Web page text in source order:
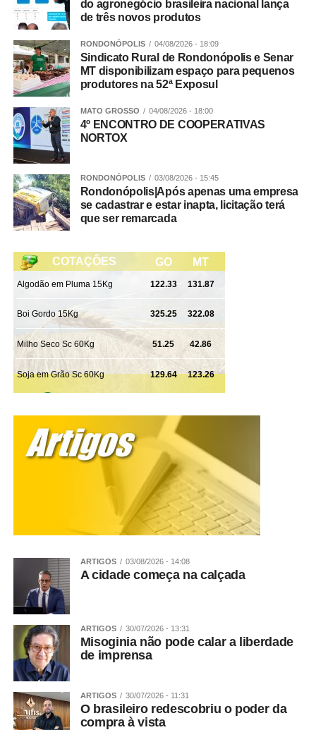
Conforme apurado, trata-se de um grupo criminoso que
atuava nos crimes de tráfico de drogas, extorsão,
exploração de jogos de azar, fraude processual e
falsidade ideológica.
Continuidade
investigações e finalização do inquérito policial, com o
consequente indiciamento dos envolvidos.
Integração
Participaram da Operação Adsumus equipes da
Delegacia Especializada de Roubos e Furtos (Derf) de
Rondonópolis, com apoio da 1ª Delegacia de Polícia de
Tangará da Serra, da Gerência de Combate ao Crime
Organizado (GCCO) e da Delegacia Especializada de
Repressão ao Crime Organizado (Draco).
WhatsApp
Facebook
do agronegócio brasileira nacional lança
de três novos produtos
RONDONÓPOLIS 04/08/2026 - 18:09
Sindicato Rural de Rondonópolis e Senar
MT disponibilizam espaço para pequenos
produtores na 52ª Exposul
MATO GROSSO 04/08/2026 - 18:00
4º ENCONTRO DE COOPERATIVAS
NORTOX
RONDONÓPOLIS 03/08/2026 - 15:45
Rondonópolis|Após apenas uma empresa
se cadastrar e estar inapta, licitação terá
que ser remarcada
ARTIGOS 03/08/2026 - 14:08
A cidade começa na calçada
ARTIGOS 30/07/2026 - 13:31
Misoginia não pode calar a liberdade
de imprensa
ARTIGOS 30/07/2026 - 11:31
O brasileiro redescobriu o poder da
compra à vista